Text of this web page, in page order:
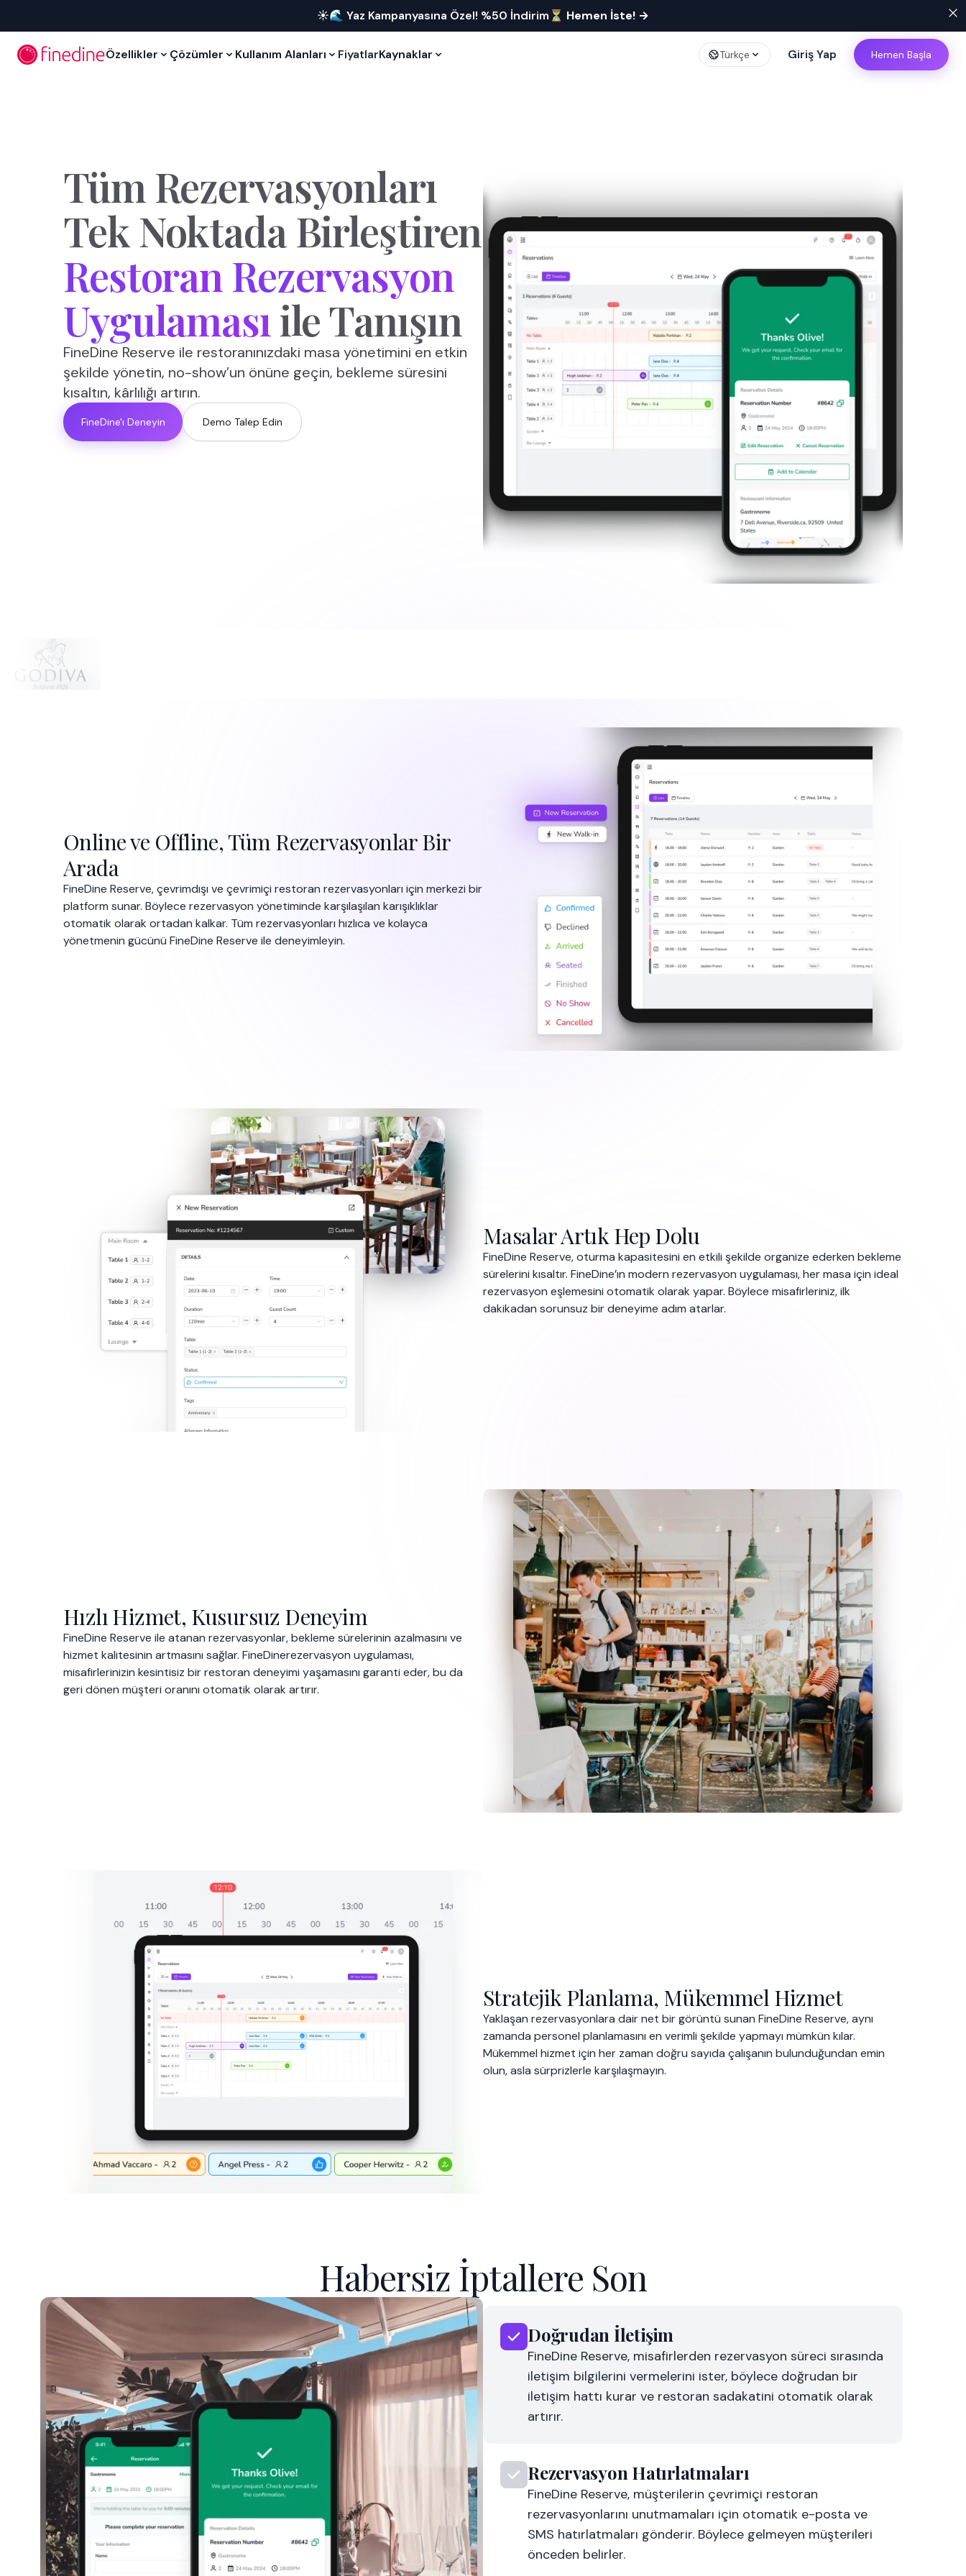
☀️🌊 Yaz Kampanyasına Özel! %50 İndirim⏳ Hemen İste! →
Özellikler Çözümler Kullanım Alanları FiyatlarKaynaklar Türkçe Giriş Yap Hemen Başla
Tüm Rezervasyonları
TekNoktadaBirleştiren
Restoran Rezervasyon
UygulamasıileTanışın
FineDine Reserve ile restoranınızdaki masa yönetimini en etkin
şekilde yönetin, no-show’un önüne geçin, bekleme süresini
kısaltın, kârlılığı artırın.
FineDine'ı Deneyin Demo Talep Edin
Online ve Offline, Tüm Rezervasyonlar Bir
Arada
FineDine Reserve, çevrimdışı ve çevrimiçi restoran rezervasyonları için merkezi bir
platform sunar. Böylece rezervasyon yönetiminde karşılaşılan karışıklıklar
otomatik olarak ortadan kalkar. Tüm rezervasyonları hızlıca ve kolayca
yönetmenin gücünü FineDine Reserve ile deneyimleyin.
Masalar Artık Hep Dolu
FineDine Reserve, oturma kapasitesini en etkili şekilde organize ederken bekleme
sürelerini kısaltır. FineDine’ın modern rezervasyon uygulaması, her masa için ideal
rezervasyon eşlemesini otomatik olarak yapar. Böylece misafirleriniz, ilk
dakikadan sorunsuz bir deneyime adım atarlar.
Hızlı Hizmet, Kusursuz Deneyim
FineDine Reserve ile atanan rezervasyonlar, bekleme sürelerinin azalmasını ve
hizmet kalitesinin artmasını sağlar. FineDinerezervasyon uygulaması,
misafirlerinizin kesintisiz bir restoran deneyimi yaşamasını garanti eder, bu da
geri dönen müşteri oranını otomatik olarak artırır.
Stratejik Planlama, Mükemmel Hizmet
Yaklaşan rezervasyonlara dair net bir görüntü sunan FineDine Reserve, aynı
zamanda personel planlamasını en verimli şekilde yapmayı mümkün kılar.
Mükemmel hizmet için her zaman doğru sayıda çalışanın bulunduğundan emin
olun, asla sürprizlerle karşılaşmayın.
Habersiz İptallere Son
Doğrudan İletişim
FineDine Reserve, misafirlerden rezervasyon süreci sırasında
iletişim bilgilerini vermelerini ister, böylece doğrudan bir
iletişim hattı kurar ve restoran sadakatini otomatik olarak
artırır.
Rezervasyon Hatırlatmaları
FineDine Reserve, müşterilerin çevrimiçi restoran
rezervasyonlarını unutmamaları için otomatik e-posta ve
SMS hatırlatmaları gönderir. Böylece gelmeyen müşterileri
önceden belirler.